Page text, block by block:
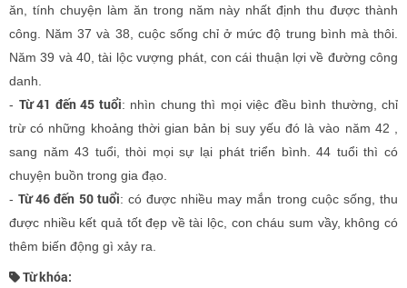
ăn, tính chuyện làm ăn trong năm này nhất định thu được thành
công. Năm 37 và 38, cuộc sống chỉ ở mức độ trung bình mà thôi.
Năm 39 và 40, tài lộc vượng phát, con cái thuận lợi về đường công
danh.
- Từ 41 đến 45 tuổi: nhìn chung thì mọi việc đều bình thường, chỉ
trừ có những khoảng thời gian bản bị suy yếu đó là vào năm 42 ,
sang năm 43 tuổi, thòi mọi sự lại phát triển bình. 44 tuổi thì có
chuyện buồn trong gia đạo.
-Từ 46 đến 50 tuổi: có được nhiều may mắn trong cuộc sống, thu
được nhiều kết quả tốt đẹp về tài lộc, con cháu sum vầy, không có
thêm biến động gì xảy ra.
Từ khóa: